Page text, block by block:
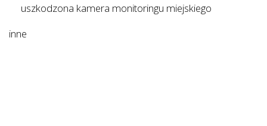
uszkodzona kamera monitoringu miejskiego
inne